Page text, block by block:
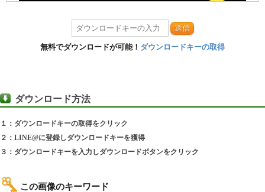
送信
無料でダウンロードが可能！ ダウンロードキーの取得
ダウンロード方法
１：ダウンロードキーの取得をクリック
２：LINE@に登録しダウンロードキーを獲得
３：ダウンロードキーを入力しダウンロードボタンをクリック
この画像のキーワード